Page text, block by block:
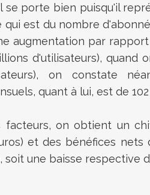
porte bien puisqu'il
qui est du nombre
augmentation par
d'utilisateurs),
on constate
quant à lui, est de
facteurs, on obtient un
et des bénéfices
soit une baisse respective